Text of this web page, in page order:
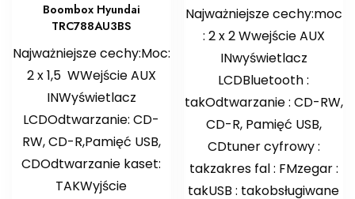
Boombox Hyundai
TRC788AU3BS
Najważniejsze cechy:Moc:
2 x 1,5 WWejście AUX
INWyświetlacz
LCDOdtwarzanie: CD-
RW, CD-R,Pamięć USB,
CDOdtwarzanie kaset:
TAKWyjście
Najważniejsze cechy:moc
: 2 x 2 Wwejście AUX
INwyświetlacz
LCDBluetooth :
takOdtwarzanie : CD-RW,
CD-R, Pamięć USB,
CDtuner cyfrowy :
takzakres fal : FMzegar :
takUSB : takobsługiwane